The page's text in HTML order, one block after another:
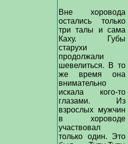
Вне хоровода
остались только
три талы и сама
Каху. Губы
старухи
продолжали
шевелиться. В то
же время она
внимательно
искала кого-то
глазами. Из
взрослых мужчин
в хороводе
участвовал
только один. Это